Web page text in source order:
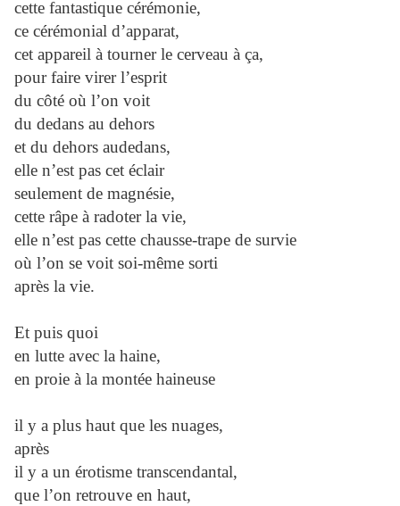
cette fantastique cérémonie,
ce cérémonial d’apparat,
cet appareil à tourner le cerveau à ça,
pour faire virer l’esprit
du côté où l’on voit
du dedans au dehors
et du dehors audedans,
elle n’est pas cet éclair
seulement de magnésie,
cette râpe à radoter la vie,
elle n’est pas cette chausse-trape de survie
où l’on se voit soi-même sorti
après la vie.
Et puis quoi
en lutte avec la haine,
en proie à la montée haineuse
il y a plus haut que les nuages,
après
il y a un érotisme transcendantal,
que l’on retrouve en haut,